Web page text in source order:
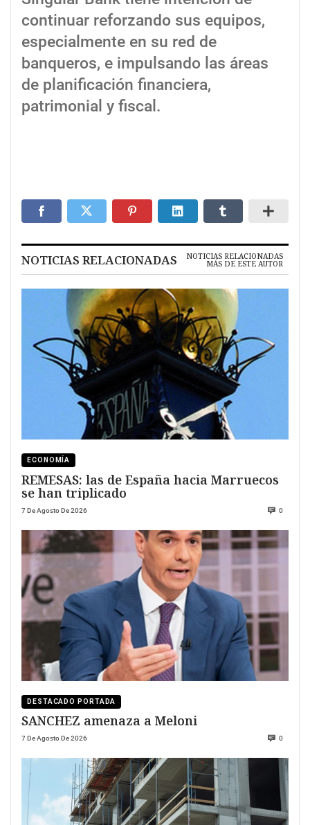
continuar reforzando sus equipos,
especialmente en su red de
banqueros, e impulsando las áreas
de planificación financiera,
patrimonial y fiscal.
NOTICIAS RELACIONADAS NOTICIAS RELACIONADAS
MÁS DE ESTE AUTOR
ECONOMÍA
REMESAS: las de España hacia Marruecos
se han triplicado
7 De Agosto De 2026 0
DESTACADO PORTADA
SANCHEZ amenaza a Meloni
7 De Agosto De 2026 0